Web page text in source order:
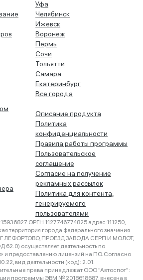
Уфа
Челябинск
Ижевск
Воронеж
Пермь
Сочи
Тольятти
Самара
Екатеринбург
Все города
Описание продукта
Политика
конфиденциальности
Правила работы программы
Пользовательское
соглашение
Согласие на получение
рекламных рассылок
Политика для контента,
генерируемого
пользователями
ОРГН 1127746774825 адрес 111250,
территория города федерального значения
ПРОЕЗД ЗАВОДА СЕРП И МОЛОТ,
осуществляет деятельность по
и предоставлению лицензий на ПО. Согласно
вид деятельности (код): 2.01.
права принадлежат ООО "Автоспот":
программы ЭВМ № 2018618687, внесена в